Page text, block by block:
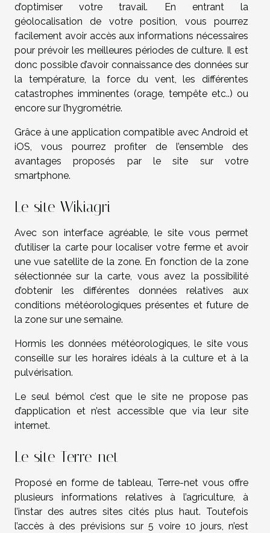
d’optimiser votre travail. En entrant la
géolocalisation de votre position, vous pourrez
facilement avoir accès aux informations nécessaires
pour prévoir les meilleures périodes de culture. Il est
donc possible d’avoir connaissance des données sur
la température, la force du vent, les différentes
catastrophes imminentes (orage, tempête etc..) ou
encore sur l’hygrométrie.
Grâce à une application compatible avec Android et
iOS, vous pourrez profiter de l’ensemble des
avantages proposés par le site sur votre
smartphone.
Le site Wikiagri
Avec son interface agréable, le site vous permet
d’utiliser la carte pour localiser votre ferme et avoir
une vue satellite de la zone. En fonction de la zone
sélectionnée sur la carte, vous avez la possibilité
d’obtenir les différentes données relatives aux
conditions météorologiques présentes et future de
la zone sur une semaine.
Hormis les données météorologiques, le site vous
conseille sur les horaires idéals à la culture et à la
pulvérisation.
Le seul bémol c’est que le site ne propose pas
d’application et n’est accessible que via leur site
internet.
Le site Terre-net
Proposé en forme de tableau, Terre-net vous offre
plusieurs informations relatives à l’agriculture, à
l’instar des autres sites cités plus haut. Toutefois
l’accès à des prévisions sur 5 voire 10 jours, n’est